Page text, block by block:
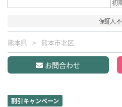
初
保証人
熊本県 熊本市北区
お問合わせ
割引キャンペーン